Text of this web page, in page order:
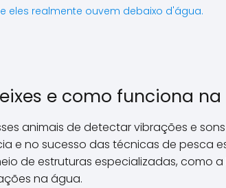
eles realmente ouvem debaixo d'água.
e como funciona
animais de detectar vibrações e
e no sucesso das técnicas de pesca
de estruturas especializadas, como
na água.